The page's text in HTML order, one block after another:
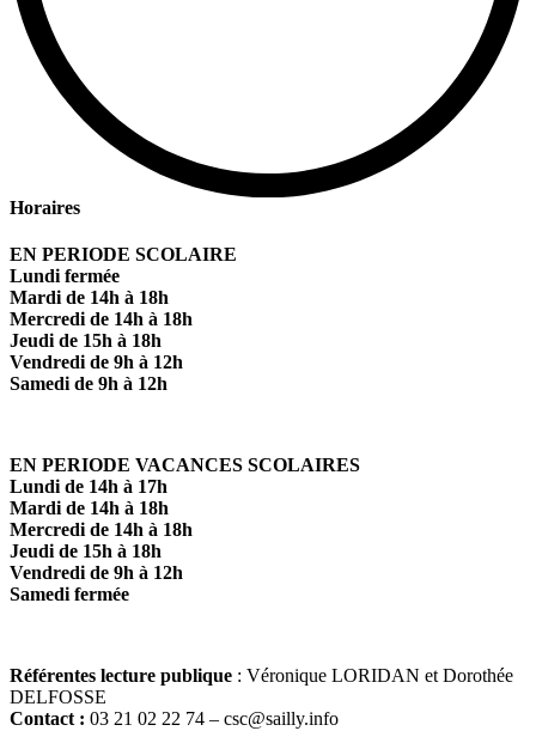
Horaires
EN PERIODE SCOLAIRE
Lundi fermée
Mardi de 14h à 18h
Mercredi de 14h à 18h
Jeudi de 15h à 18h
Vendredi de 9h à 12h
Samedi de 9h à 12h
EN PERIODE VACANCES SCOLAIRES
Lundi de 14h à 17h
Mardi de 14h à 18h
Mercredi de 14h à 18h
Jeudi de 15h à 18h
Vendredi de 9h à 12h
Samedi fermée
Référentes lecture publique : Véronique LORIDAN et Dorothée
DELFOSSE
Contact : 03 21 02 22 74 – csc@sailly.info